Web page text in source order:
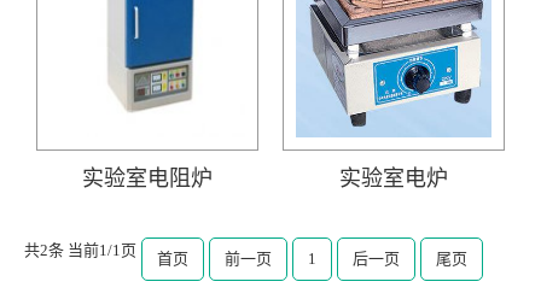
实验室电阻炉 实验室电炉
共2条 当前1/1页 首页 前一页 1 后一页 尾页